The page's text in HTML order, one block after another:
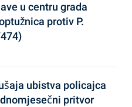
u centru grada
protiv P.
ubistva policajca
pritvor